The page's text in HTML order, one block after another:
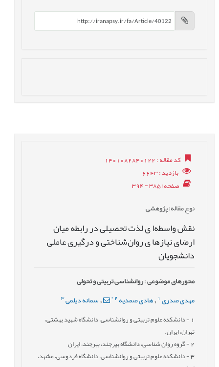
کد مقاله: 1401082840122
بازدید: 6643
صفحه: 385 - 394
نوع مقاله: پژوهشی
نقش واسطه‌ا ی لذت تحصیلی در رابطه میان
ارضای نیازها ی روان‌شناختی و درگیری عاملی
دانشجویان
محورهای موضوعی:روانشناسی تربیتی و تحولی
مهدی صدری , هادی صمدیه2
*
,سمانه دیلمی 3
- دانشکده علوم تربیتی و روانشناسی، دانشگاه شهید بهشتی،
تهران، ایران.
2- گروه روان شناسی، دانشگاه بیرجند، بیرجند، ایران
3- دانشکده علوم تربیتی و روانشناسی، دانشگاه فردوسی، مشهد،